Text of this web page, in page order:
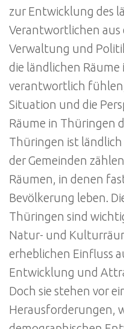
zur Entwicklung des
Verantwortlichen aus
Verwaltung und
die ländlichen
verantwortlich
Situation und die
Räume in Thüringen
Thüringen ist
der Gemeinden
Räumen, in denen
Bevölkerung leben.
Thüringen sind
Natur- und
erheblichen Einfluss
Entwicklung und
Doch sie stehen vor
Herausforderungen,